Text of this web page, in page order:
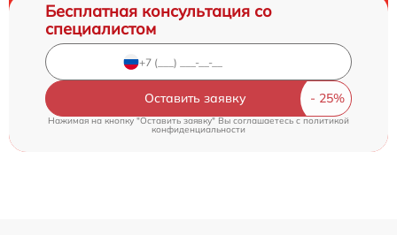
Бесплатная консультация со
специалистом
Оставить заявку
Нажимая на кнопку "Оставить заявку" Вы соглашаетесь c политикой
конфиденциальности